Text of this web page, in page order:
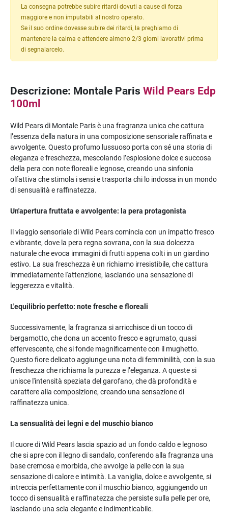
La consegna potrebbe subire ritardi dovuti a cause di forza
maggiore e non imputabili al nostro operato.
Se il suo ordine dovesse subire dei ritardi, la preghiamo di
mantenere la calma e attendere almeno 2/3 giorni lavorativi prima
di segnalarcelo.
Descrizione: Montale Paris Wild Pears Edp
100ml
Wild Pears di Montale Paris è una fragranza unica che cattura
l’essenza della natura in una composizione sensoriale raffinata e
avvolgente. Questo profumo lussuoso porta con sé una storia di
eleganza e freschezza, mescolando l’esplosione dolce e succosa
della pera con note floreali e legnose, creando una sinfonia
olfattiva che stimola i sensi e trasporta chi lo indossa in un mondo
di sensualità e raffinatezza.
Un'apertura fruttata e avvolgente: la pera protagonista
Il viaggio sensoriale di Wild Pears comincia con un impatto fresco
e vibrante, dove la pera regna sovrana, con la sua dolcezza
naturale che evoca immagini di frutti appena colti in un giardino
estivo. La sua freschezza è un richiamo irresistibile, che cattura
immediatamente l'attenzione, lasciando una sensazione di
leggerezza e vitalità.
L'equilibrio perfetto: note fresche e floreali
Successivamente, la fragranza si arricchisce di un tocco di
bergamotto, che dona un accento fresco e agrumato, quasi
effervescente, che si fonde magnificamente con il mughetto.
Questo fiore delicato aggiunge una nota di femminilità, con la sua
freschezza che richiama la purezza e l’eleganza. A queste si
unisce l'intensità speziata del garofano, che dà profondità e
carattere alla composizione, creando una sensazione di
raffinatezza unica.
La sensualità dei legni e del muschio bianco
Il cuore di Wild Pears lascia spazio ad un fondo caldo e legnoso
che si apre con il legno di sandalo, conferendo alla fragranza una
base cremosa e morbida, che avvolge la pelle con la sua
sensazione di calore e intimità. La vaniglia, dolce e avvolgente, si
intreccia perfettamente con il muschio bianco, aggiungendo un
tocco di sensualità e raffinatezza che persiste sulla pelle per ore,
lasciando una scia elegante e indimenticabile.